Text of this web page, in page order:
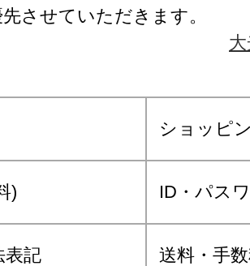
させていただきます。
ショッピ
) ID・パス
表記 送料・手